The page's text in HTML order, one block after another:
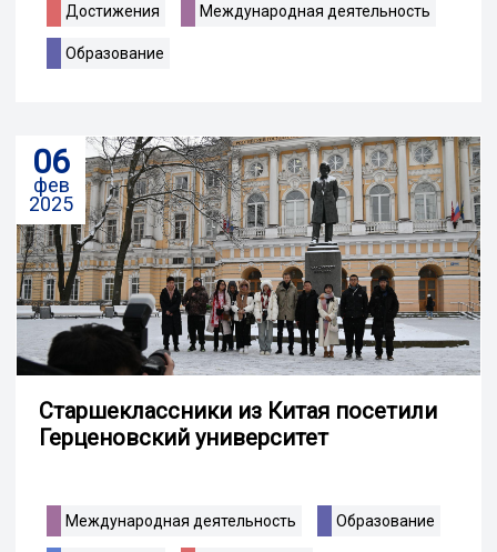
Достижения Международная деятельность
Образование
06
фев
2025
Старшеклассники из Китая посетили
Герценовский университет
Международная деятельность Образование